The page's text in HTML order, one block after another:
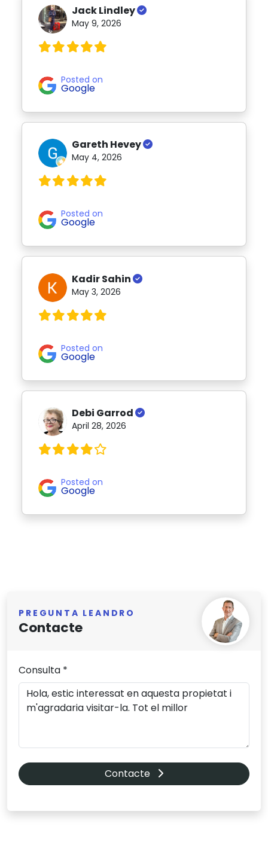
Jack Lindley
May 9, 2026
Posted on
Google
Gareth Hevey
May 4, 2026
Posted on
Google
Kadir Sahin
May 3, 2026
Posted on
Google
Debi Garrod
April 28, 2026
Posted on
Google
PREGUNTA LEANDRO
Contacte
Consulta *
Contacte